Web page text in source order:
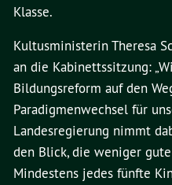
Klasse.
Kultusministerin Theresa
an die Kabinettssitzung:
Bildungsreform auf den
Paradigmenwechsel für
Landesregierung nimmt
den Blick, die weniger
Mindestens jedes fünfte